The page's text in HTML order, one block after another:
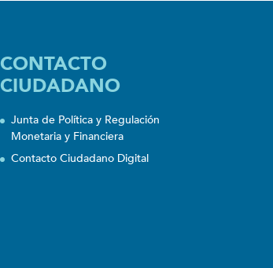
CONTACTO
CIUDADANO
Junta de Política y Regulación
Monetaria y Financiera
Contacto Ciudadano Digital